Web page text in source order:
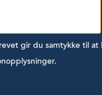
gir du samtykke til at